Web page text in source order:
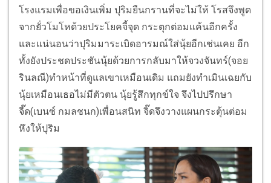
โรงแรมเพื่อขอเงินเพิ่ม ปุริมยืนกรานที่จะไม่ให้ โรสจึงพูด
จากยั่วโมโหด้วยประโยคจี้จุด กระตุกต่อมแค้นอีกครั้ง
และแน่นอนว่าปุริมมาระเบิดอารมณ์ใส่นุ้ยอีกเช่นเคย อีก
ทั้งยังประชดประชันนุ้ยด้วยการกลับมาให้จวงจันทร์(จอย
รินลณี)ทำหน้าที่ดูแลเขาเหมือนเดิม แถมยังทำเมินเฉยกับ
นุ้ยเหมือนเธอไม่มีตัวตน นุ้ยรู้สึกทุกข์ใจ จึงไปปรึกษา
จี๊ด(เบนซ์ กมลชนก)เพื่อนสนิท จิ๊ดจึงวางแผนกระตุ้นต่อม
หึงให้ปุริม